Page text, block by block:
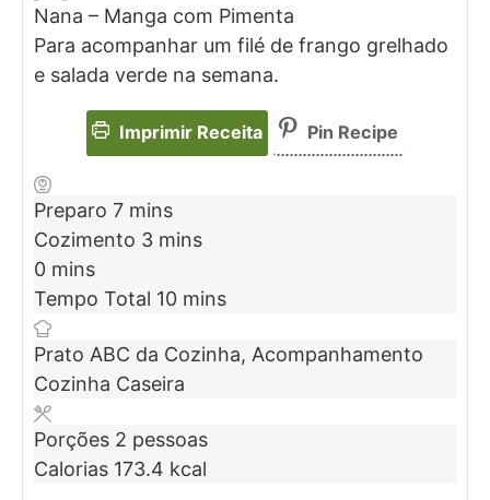
Nana – Manga com Pimenta
Para acompanhar um filé de frango grelhado
e salada verde na semana.
Imprimir Receita Pin Recipe
Preparo 7 mins
Cozimento 3 mins
0 mins
Tempo Total 10 mins
Prato ABC da Cozinha, Acompanhamento
Cozinha Caseira
Porções 2 pessoas
Calorias 173.4 kcal